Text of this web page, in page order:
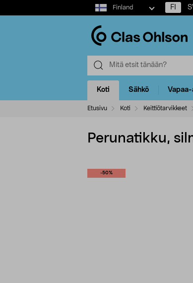
Select
market
Finland FI
Koti Sähkö
Etusivu Koti Keittiötarvikkeet
Perunatikku,
-50%